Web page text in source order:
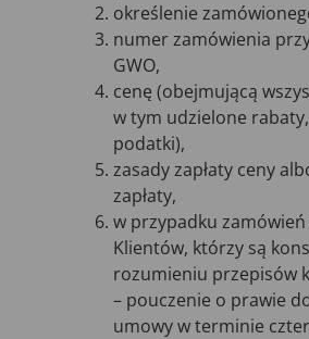
określenie
numer zamówienia
GWO,
cenę (obejmującą
w tym udzielone
podatki),
zasady zapłaty ceny
zapłaty,
w przypadku zamówień
Klientów, którzy są
rozumieniu przepisów
– pouczenie o prawie
umowy w terminie